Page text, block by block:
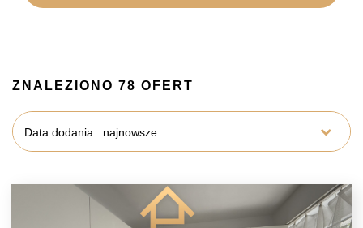
ZNALEZIONO 78 OFERT
Data dodania : najnowsze